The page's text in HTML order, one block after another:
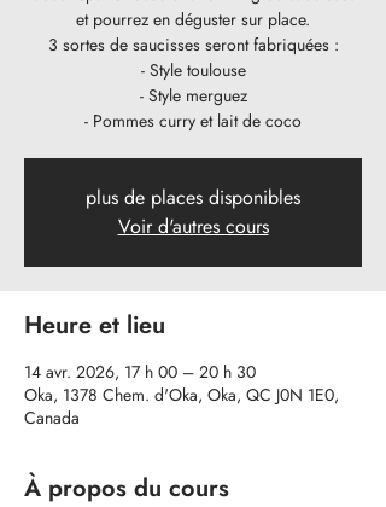
et pourrez en déguster sur place.
3 sortes de saucisses seront fabriquées :
- Style toulouse
- Style merguez
- Pommes curry et lait de coco
plus de places disponibles
Voir d'autres cours
Heure et lieu
14 avr. 2026, 17 h 00 – 20 h 30
Oka, 1378 Chem. d'Oka, Oka, QC J0N 1E0,
Canada
À propos du cours